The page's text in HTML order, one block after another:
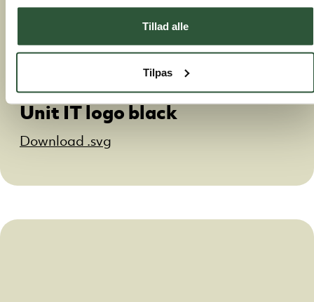
Tillad alle
Tilpas
Unit IT logo black
Download .svg